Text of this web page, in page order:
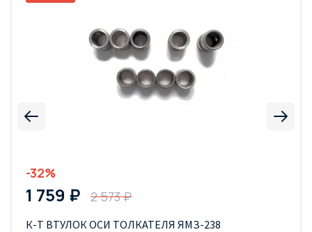
-32%
1 759 ₽ 2 573 ₽
К-Т ВТУЛОК ОСИ ТОЛКАТЕЛЯ ЯМЗ-238